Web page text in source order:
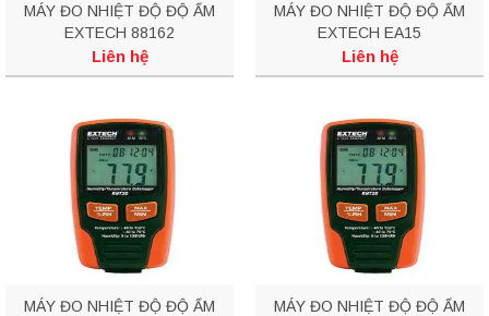
MÁY ĐO NHIỆT ĐỘ ĐỘ ẨM
EXTECH 88162
Liên hệ
MÁY ĐO NHIỆT ĐỘ ĐỘ ẨM
EXTECH EA15
Liên hệ
MÁY ĐO NHIỆT ĐỘ ĐỘ ẨM
MÁY ĐO NHIỆT ĐỘ ĐỘ ẨM